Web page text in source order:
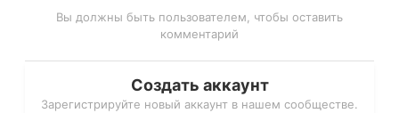
Вы должны быть пользователем, чтобы оставить
комментарий
Создать аккаунт
Зарегистрируйте новый аккаунт в нашем сообществе.